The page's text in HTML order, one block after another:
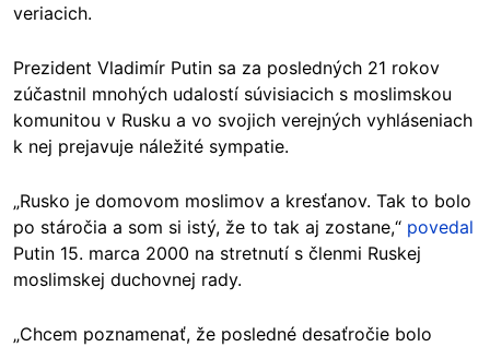
veriacich.
Prezident Vladimír Putin sa za posledných 21 rokov
zúčastnil mnohých udalostí súvisiacich s moslimskou
komunitou v Rusku a vo svojich verejných vyhláseniach
k nej prejavuje náležité sympatie.
„Rusko je domovom moslimov a kresťanov. Tak to bolo
po stáročia a som si istý, že to tak aj zostane,“ povedal
Putin 15. marca 2000 na stretnutí s členmi Ruskej
moslimskej duchovnej rady.
„Chcem poznamenať, že posledné desaťročie bolo